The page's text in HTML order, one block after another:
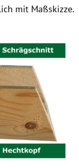
mit Maßskizze.